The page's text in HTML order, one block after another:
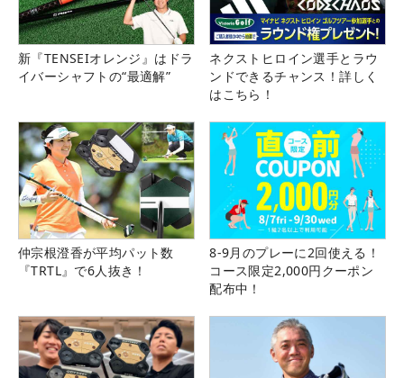
新『TENSEIオレンジ』はドラ
イバーシャフトの“最適解”
ネクストヒロイン選手とラウ
ンドできるチャンス！詳しく
はこちら！
仲宗根澄香が平均パット数
『TRTL』で6人抜き！
8-9月のプレーに2回使える！
コース限定2,000円クーポン
配布中！